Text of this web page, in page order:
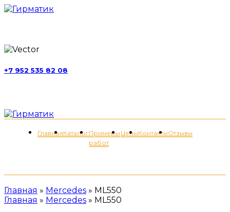
+7 952 535 82 08
ГлавнаяКаталогПримеры
работ
ЦеныКонтактыОтзывы
Главная » Mercedes » ML550
Главная » Mercedes » ML550